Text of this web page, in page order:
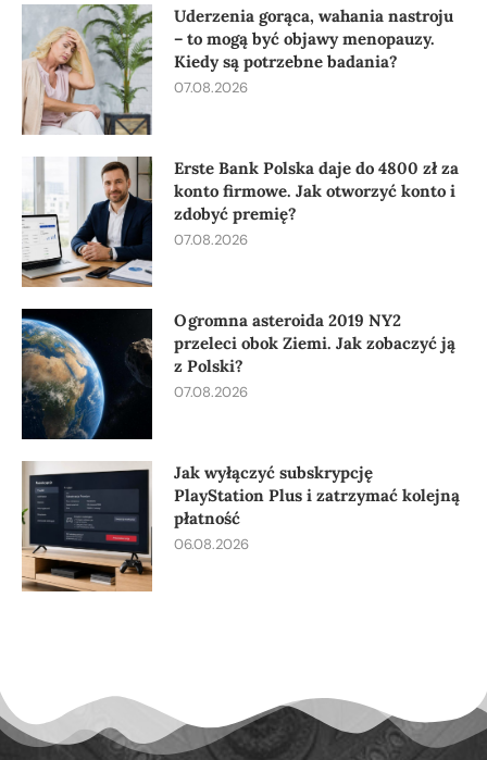
Uderzenia gorąca, wahania nastroju
– to mogą być objawy menopauzy.
Kiedy są potrzebne badania?
07.08.2026
Erste Bank Polska daje do 4800 zł za
konto firmowe. Jak otworzyć konto i
zdobyć premię?
07.08.2026
Ogromna asteroida 2019 NY2
przeleci obok Ziemi. Jak zobaczyć ją
z Polski?
07.08.2026
Jak wyłączyć subskrypcję
PlayStation Plus i zatrzymać kolejną
płatność
06.08.2026